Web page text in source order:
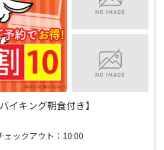
イキング朝食付き】
ックアウト：10:00